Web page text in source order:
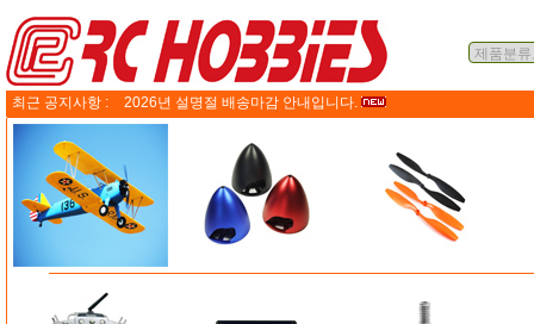
최근 공지사항 : 2026년 설명절 배송마감 안내입니다.